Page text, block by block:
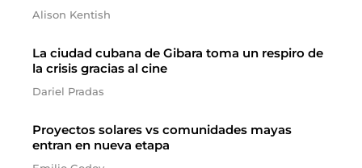
Alison Kentish
La ciudad cubana de Gibara toma un respiro de
la crisis gracias al cine
Dariel Pradas
Proyectos solares vs comunidades mayas
entran en nueva etapa